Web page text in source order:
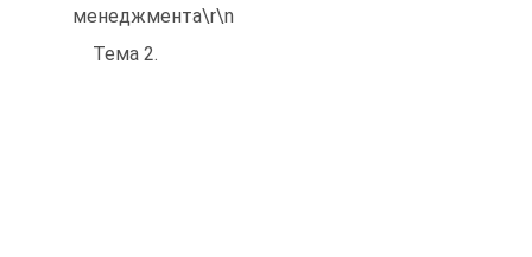
менеджмента\r\n
Тема 2.